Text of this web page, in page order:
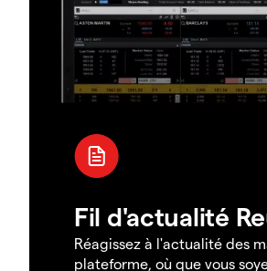
Fil d'actualité
Réagissez à l'actualité des
plateforme, où que vous